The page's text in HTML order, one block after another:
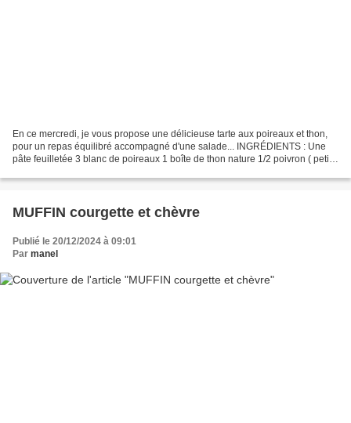
En ce mercredi, je vous propose une délicieuse tarte aux poireaux et thon,
pour un repas équilibré accompagné d'une salade... INGRÉDIENTS : Une
pâte feuilletée 3 blanc de poireaux 1 boîte de thon nature 1/2 poivron ( petit )
MUFFIN courgette et chèvre
Publié le 20/12/2024 à 09:01
Par manel